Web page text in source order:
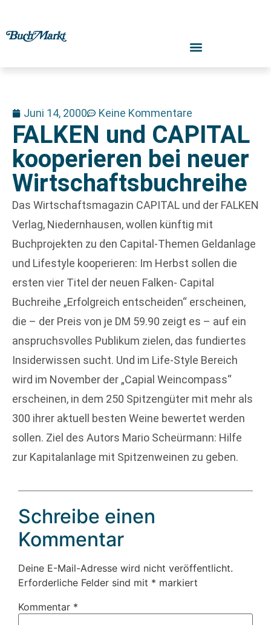
Juni 14, 2000 Keine Kommentare
FALKEN und CAPITAL
kooperieren bei neuer
Wirtschaftsbuchreihe
Das Wirtschaftsmagazin CAPITAL und der FALKEN
Verlag, Niedernhausen, wollen künftig mit
Buchprojekten zu den Capital-Themen Geldanlage
und Lifestyle kooperieren: Im Herbst sollen die
ersten vier Titel der neuen Falken- Capital
Buchreihe „Erfolgreich entscheiden“ erscheinen,
die – der Preis von je DM 59.90 zeigt es – auf ein
anspruchsvolles Publikum zielen, das fundiertes
Insiderwissen sucht. Und im Life-Style Bereich
wird im November der „Capial Weincompass“
erscheinen, in dem 250 Spitzengüter mit mehr als
300 ihrer aktuell besten Weine bewertet werden
sollen. Ziel des Autors Mario Scheürmann: Hilfe
zur Kapitalanlage mit Spitzenweinen zu geben.
Schreibe einen
Kommentar
Deine E-Mail-Adresse wird nicht veröffentlicht.
Erforderliche Felder sind mit * markiert
Kommentar *